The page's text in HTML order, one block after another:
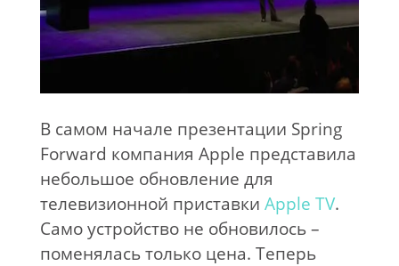
В самом начале презентации Spring
Forward компания Apple представила
небольшое обновление для
телевизионной приставки Apple TV.
Само устройство не обновилось –
поменялась только цена. Теперь